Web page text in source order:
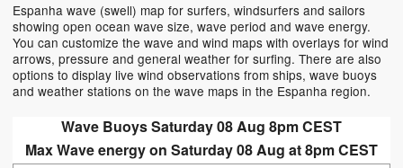
Espanha wave (swell) map for surfers, windsurfers and sailors
showing open ocean wave size, wave period and wave energy.
You can customize the wave and wind maps with overlays for wind
arrows, pressure and general weather for surfing. There are also
options to display live wind observations from ships, wave buoys
and weather stations on the wave maps in the Espanha region.
Wave Buoys Saturday 08 Aug 8pm CEST
Max Wave energy on Saturday 08 Aug at 8pm CEST